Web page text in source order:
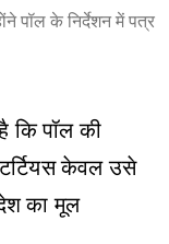
पॉल के निर्देशन में पत्र
कि पॉल की
केवल उसे
का मूल